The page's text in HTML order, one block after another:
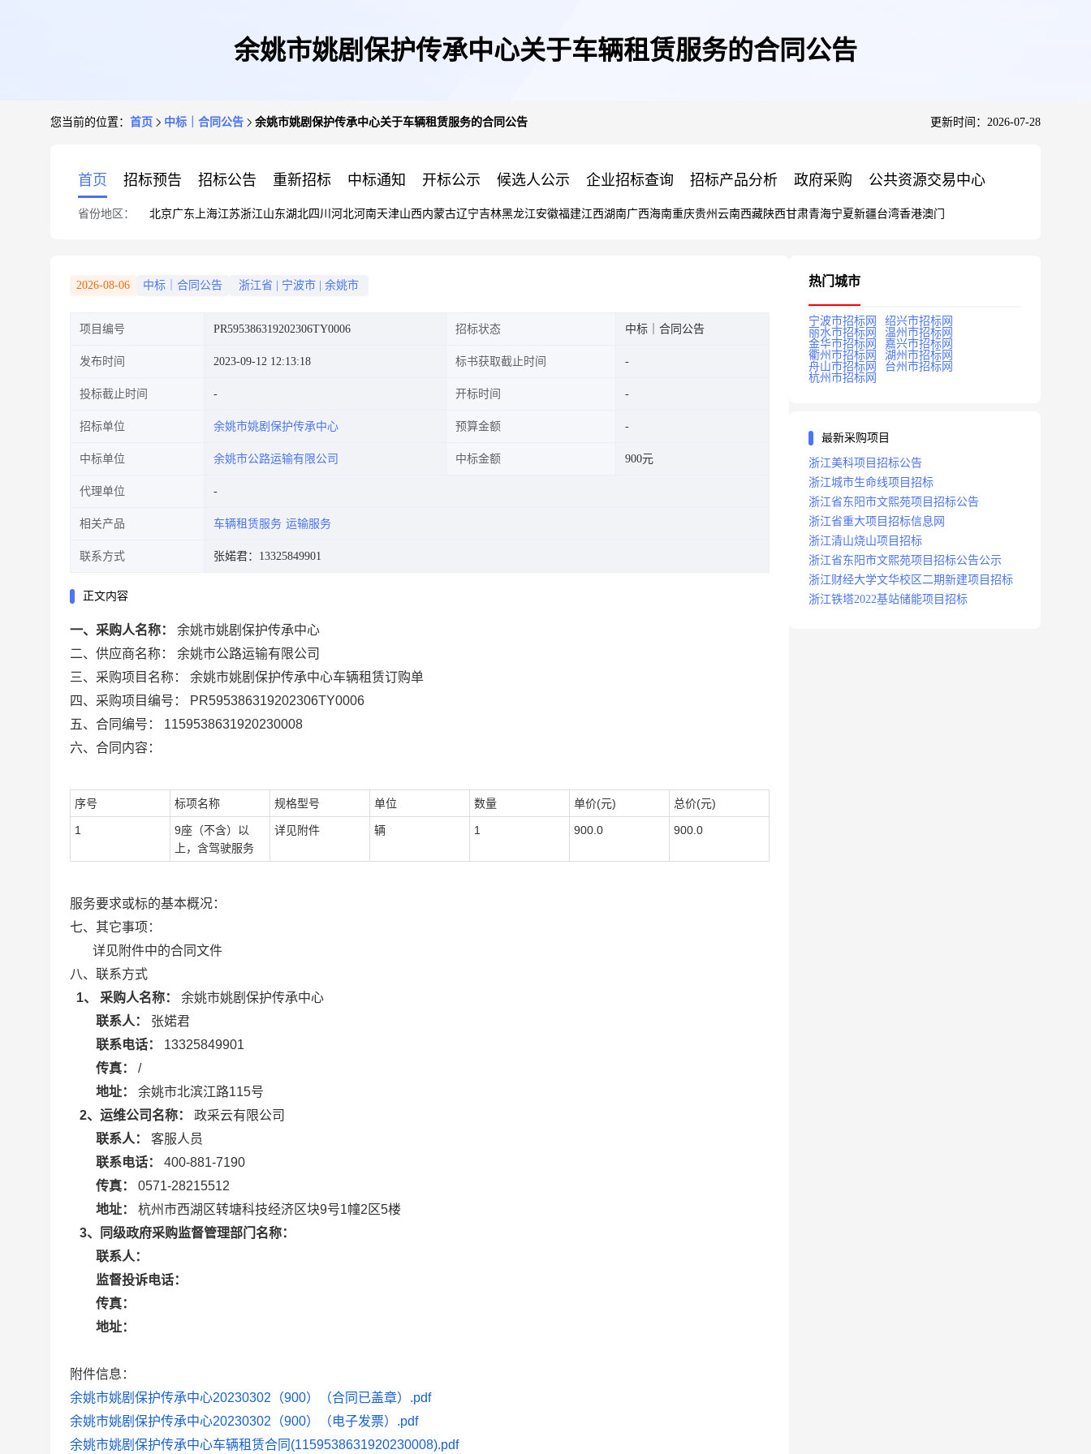
余姚市姚剧保护传承中心关于车辆租赁服务的合同公告
您当前的位置： 首页 中标｜合同公告 余姚市姚剧保护传承中心关于车辆租赁服务的合同公告 更新时间：2026-07-28
首页 招标预告 招标公告 重新招标 中标通知 开标公示 候选人公示 企业招标查询 招标产品分析 政府采购 公共资源交易中心
省份地区： 北京广东 上海江苏浙江山东湖北四川 河北河南天津山西内蒙古辽宁吉林黑龙江安徽福建江西湖南广西海南重庆贵州 云南西藏陕西甘肃青海宁夏新疆台湾香港澳门
2026-08-06 中标｜合同公告 浙江省 宁波市 余姚市
项目编号 PR595386319202306TY0006 招标状态 中标｜合同公告
发布时间 2023-09-12 12:13:18 标书获取截止时间
投标截止时间 开标时间
招标单位 余姚市姚剧保护传承中心 预算金额
中标单位 余姚市公路运输有限公司 中标金额 900元
代理单位
相关产品 车辆租赁服务 运输服务
联系方式 张婼君：13325849901
正文内容
一、采购人名称：
余姚市姚剧保护传承中心
二、供应商名称：
余姚市公路运输有限公司
三、采购项目名称：
余姚市姚剧保护传承中心车辆租赁订购单
四、采购项目编号：
PR595386319202306TY0006
五、合同编号：
1159538631920230008
六、合同内容：
序号 标项名称 规格型号 单位 数量 单价(元) 总价(元)
1
9座（不含）以
上，含驾驶服务
详见附件 辆 1 900.0 900.0
服务要求或标的基本概况：
七、其它事项：
详见附件中的合同文件
八、联系方式
1、 采购人名称：
余姚市姚剧保护传承中心
联系人：
张婼君
联系电话：
13325849901
传真：
/
地址：
余姚市北滨江路115号
2、运维公司名称：
政采云有限公司
联系人：
客服人员
联系电话：
400-881-7190
传真：
0571-28215512
地址：
杭州市西湖区转塘科技经济区块9号1幢2区5楼
3、同级政府采购监督管理部门名称：
联系人：
监督投诉电话：
传真：
地址：
附件信息：
余姚市姚剧保护传承中心20230302（900）（合同已盖章）.pdf
余姚市姚剧保护传承中心20230302（900）（电子发票）.pdf
余姚市姚剧保护传承中心车辆租赁合同(1159538631920230008).pdf
热门城市
宁波市招标网
绍兴市招标网
丽水市招标网
温州市招标网
金华市招标网
嘉兴市招标网
衢州市招标网
湖州市招标网
舟山市招标网
台州市招标网
杭州市招标网
最新采购项目
浙江美科项目招标公告
浙江城市生命线项目招标
浙江省东阳市文熙苑项目招标公告
浙江省重大项目招标信息网
浙江清山烧山项目招标
浙江省东阳市文熙苑项目招标公告公示
浙江财经大学文华校区二期新建项目招标
浙江铁塔2022基站储能项目招标